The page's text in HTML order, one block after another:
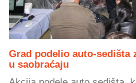
Grad podelio auto-sedišta
u saobraćaju